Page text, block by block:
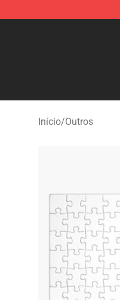
Início/Outros